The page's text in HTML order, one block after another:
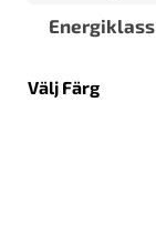
Energiklass
Välj Färg